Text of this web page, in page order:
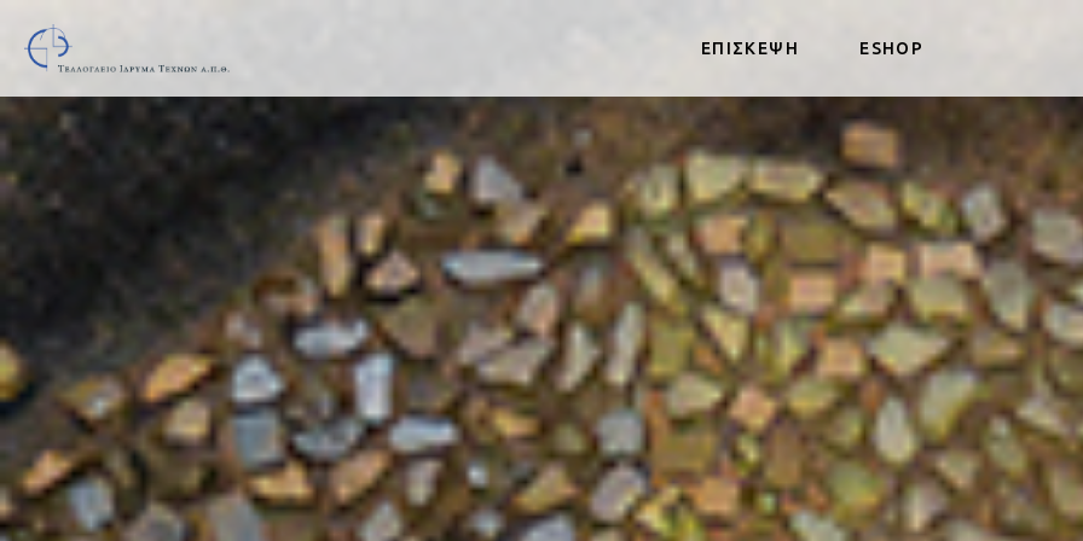
ΕΠΙΣΚΕΨΗ ESHOP